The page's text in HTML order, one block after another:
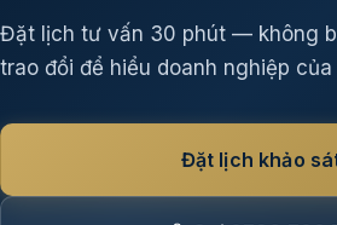
Đặt lịch tư vấn 30 phút — không
trao đổi để hiểu doanh nghiệp
Đặt lịch khảo